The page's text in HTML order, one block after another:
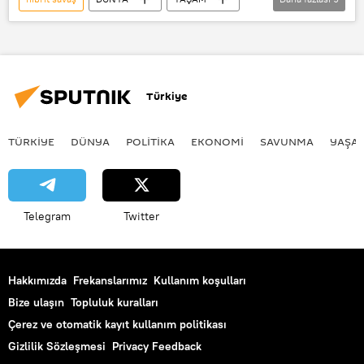
Avrupa
Kültür & Sanat
Maşa ve Koca Ayı
Çizgi film
Türkiye
TÜRKIYE DÜNYA POLİTİKA EKONOMİ SAVUNMA
Telegram Twitter
Hakkımızda Frekanslarımız Kullanım koşulları
Bize ulaşın Topluluk kuralları
Çerez ve otomatik kayıt kullanım politikası
Gizlilik Sözleşmesi Privacy Feedback